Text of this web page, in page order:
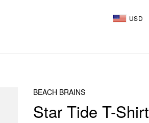
USD
BEACH BRAINS
Star Tide T-Shirt